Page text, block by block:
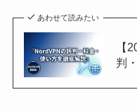
あわせて読みたい
【
判